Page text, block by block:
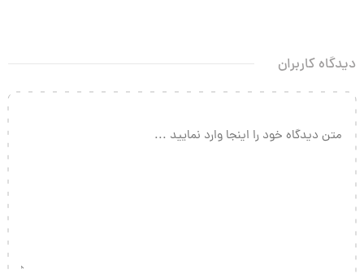
دیدگاه کاربران